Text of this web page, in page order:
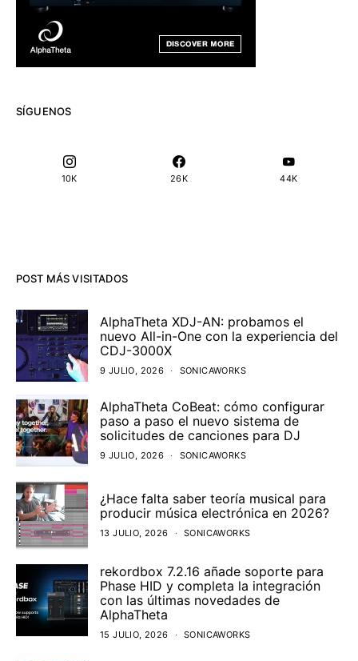
SÍGUENOS
10K 26K 44K
POST MÁS VISITADOS
AlphaTheta XDJ-AN: probamos el
nuevo All-in-One con la experiencia del
CDJ-3000X
9 JULIO, 2026 SONICAWORKS
AlphaTheta CoBeat: cómo configurar
paso a paso el nuevo sistema de
solicitudes de canciones para DJ
9 JULIO, 2026 SONICAWORKS
¿Hace falta saber teoría musical para
producir música electrónica en 2026?
13 JULIO, 2026 SONICAWORKS
rekordbox 7.2.16 añade soporte para
Phase HID y completa la integración
con las últimas novedades de
AlphaTheta
15 JULIO, 2026 SONICAWORKS